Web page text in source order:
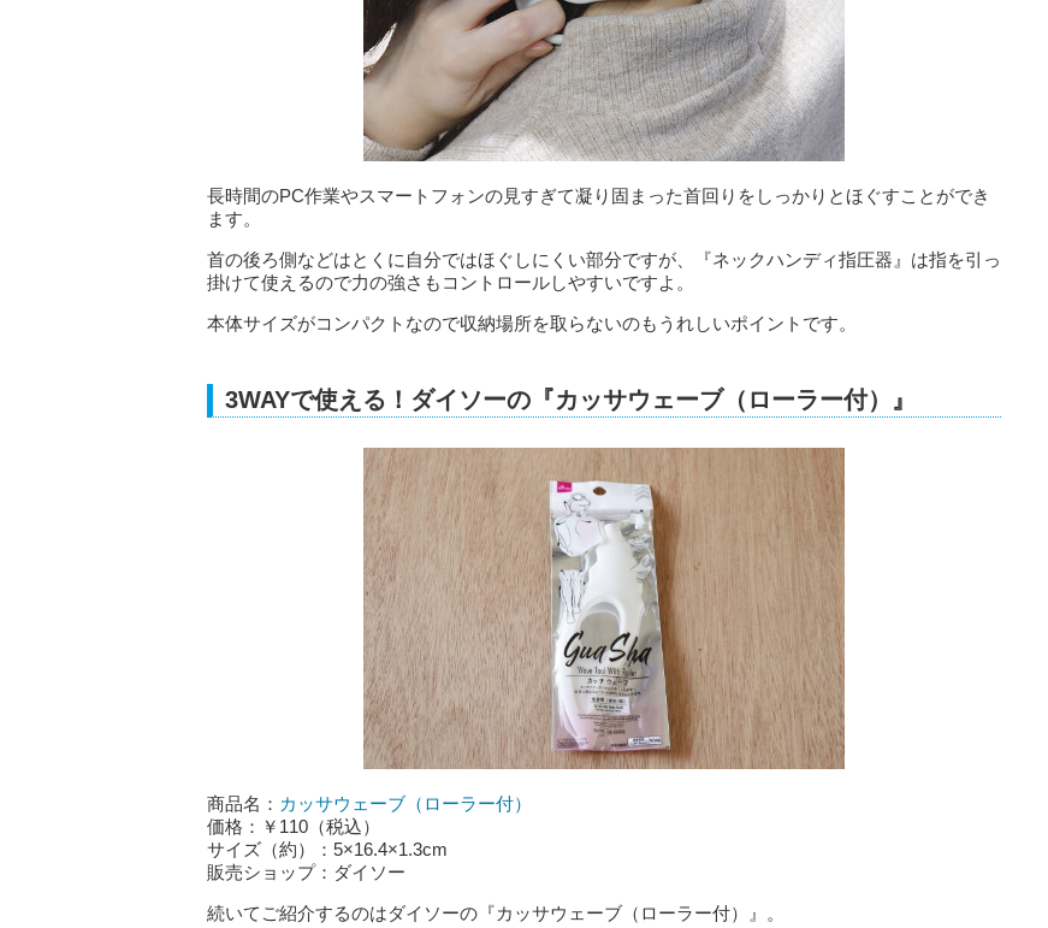
長時間のPC作業やスマートフォンの見すぎて凝り固まった首回りをしっかりとほぐすことができ
ます。
首の後ろ側などはとくに自分ではほぐしにくい部分ですが、『ネックハンディ指圧器』は指を引っ
掛けて使えるので力の強さもコントロールしやすいですよ。
本体サイズがコンパクトなので収納場所を取らないのもうれしいポイントです。
3WAYで使える！ダイソーの『カッサウェーブ（ローラー付）』
商品名： カッサウェーブ（ローラー付）
価格：￥110（税込）
サイズ（約）：5×16.4×1.3cm
販売ショップ：ダイソー
続いてご紹介するのはダイソーの『カッサウェーブ（ローラー付）』。